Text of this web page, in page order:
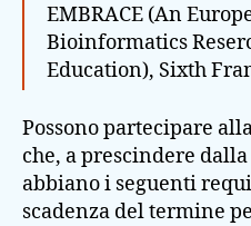
EMBRACE (An
Bioinformatics
Education), Sixth
Possono partecipare
che, a prescindere
abbiano i seguenti
scadenza del termine